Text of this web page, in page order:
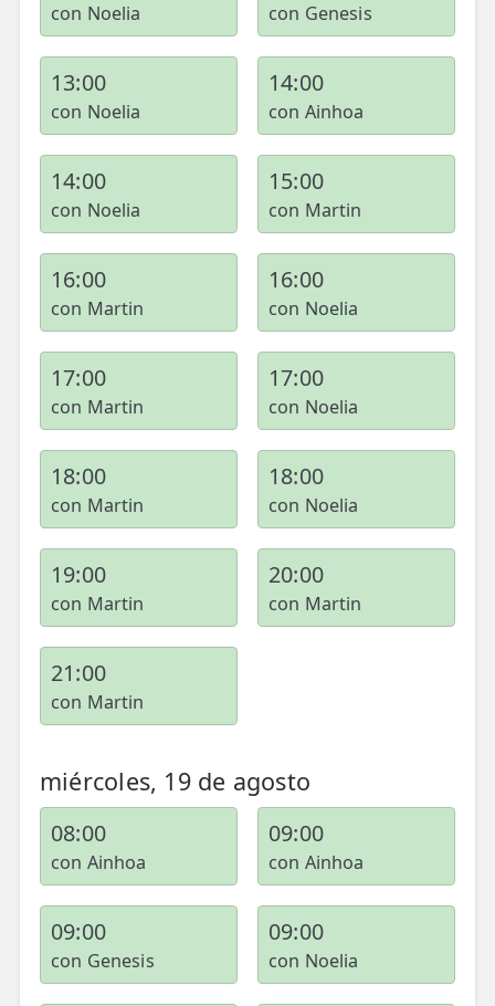
con Noelia con Genesis
13:00
con Noelia
14:00
con Ainhoa
14:00
con Noelia
15:00
con Martin
16:00
con Martin
16:00
con Noelia
17:00
con Martin
17:00
con Noelia
18:00
con Martin
18:00
con Noelia
19:00
con Martin
20:00
con Martin
21:00
con Martin
miércoles, 19 de agosto
08:00
con Ainhoa
09:00
con Ainhoa
09:00
con Genesis
09:00
con Noelia